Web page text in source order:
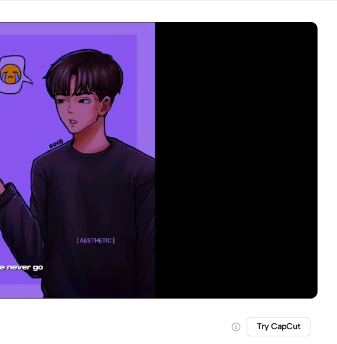
Try CapCut